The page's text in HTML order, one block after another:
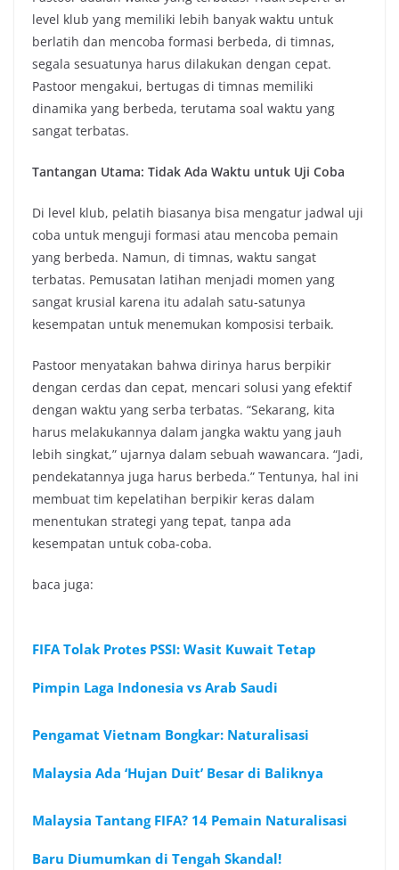
level klub yang memiliki lebih banyak waktu untuk
berlatih dan mencoba formasi berbeda, di timnas,
segala sesuatunya harus dilakukan dengan cepat.
Pastoor mengakui, bertugas di timnas memiliki
dinamika yang berbeda, terutama soal waktu yang
sangat terbatas.
Tantangan Utama: Tidak Ada Waktu untuk Uji Coba
Di level klub, pelatih biasanya bisa mengatur jadwal uji
coba untuk menguji formasi atau mencoba pemain
yang berbeda. Namun, di timnas, waktu sangat
terbatas. Pemusatan latihan menjadi momen yang
sangat krusial karena itu adalah satu-satunya
kesempatan untuk menemukan komposisi terbaik.
Pastoor menyatakan bahwa dirinya harus berpikir
dengan cerdas dan cepat, mencari solusi yang efektif
dengan waktu yang serba terbatas. “Sekarang, kita
harus melakukannya dalam jangka waktu yang jauh
lebih singkat,” ujarnya dalam sebuah wawancara. “Jadi,
pendekatannya juga harus berbeda.” Tentunya, hal ini
membuat tim kepelatihan berpikir keras dalam
menentukan strategi yang tepat, tanpa ada
kesempatan untuk coba-coba.
baca juga:
FIFA Tolak Protes PSSI: Wasit Kuwait Tetap
Pimpin Laga Indonesia vs Arab Saudi
Pengamat Vietnam Bongkar: Naturalisasi
Malaysia Ada ‘Hujan Duit’ Besar di Baliknya
Malaysia Tantang FIFA? 14 Pemain Naturalisasi
Baru Diumumkan di Tengah Skandal!